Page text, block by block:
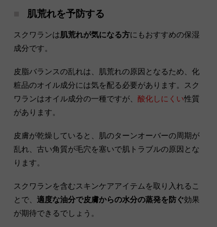
肌荒れを予防する
スクワランは 肌荒れが気になる方にもおすすめの保湿
成分です。
皮脂バランスの乱れは、肌荒れの原因となるため、化
粧品のオイル成分には気を配る必要があります。スク
ワランはオイル成分の一種ですが、 酸化しにくい性質
があります。
皮膚が乾燥していると、肌のターンオーバーの周期が
乱れ、古い角質が毛穴を塞いで肌トラブルの原因とな
ります。
スクワランを含むスキンケアアイテムを取り入れるこ
とで、 適度な油分で皮膚からの水分の蒸発を防ぐ効果
が期待できるでしょう。